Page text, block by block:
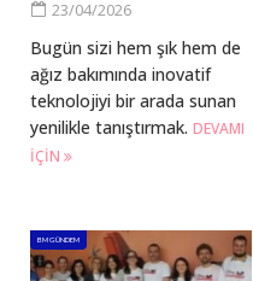
23/04/2026
Bugün sizi hem şık hem de
ağız bakımında inovatif
teknolojiyi bir arada sunan
yenilikle tanıştırmak. DEVAMI
IÇIN
BM GÜNDEM